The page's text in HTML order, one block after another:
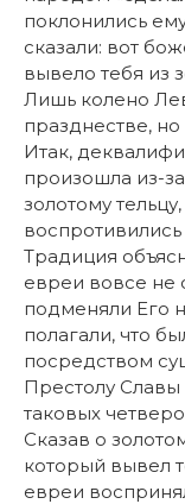
поклонились
сказали: вот
вывело тебя из
Лишь колено
празднестве,
Итак,
произошла из-
золотому
Традиция
евреи вовсе не
подменяли Его
полагали, что
посредством
Престолу
таковых
Сказав о
который вывел
евреи